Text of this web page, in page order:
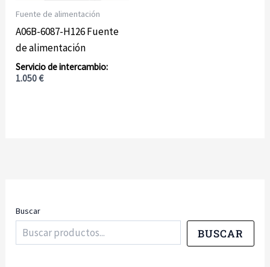
Buscar
BUSCAR
Fuente de alimentación
A06B-6087-H126 Fuente
de alimentación
1.050€